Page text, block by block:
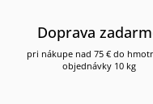
Doprava
pri nákupe nad 75 € do
objednávky 10 kg